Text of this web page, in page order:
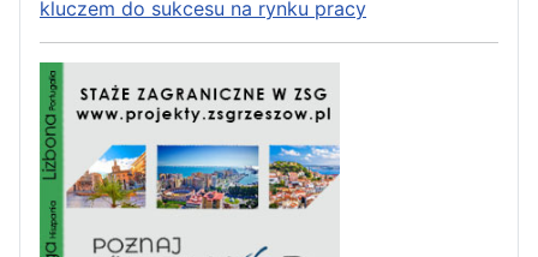
kluczem do sukcesu na rynku pracy